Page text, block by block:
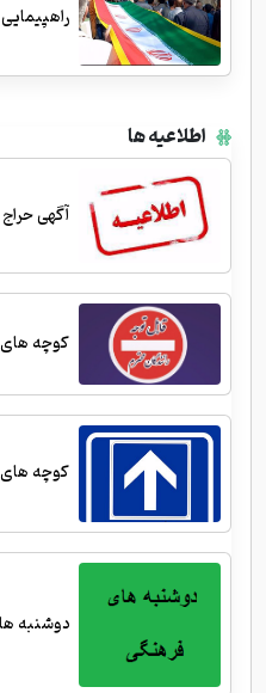
اطلاعیه ها
آگهی حراج 11 دستگاه ماشین آلات عمرانی
کوچه
کوچه
دوشنبه